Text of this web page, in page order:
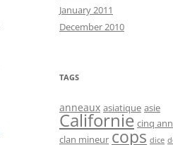
January 2011
December 2010
TAGS
anneaux asiatique asie
Californie cinq
clan mineur cops dice